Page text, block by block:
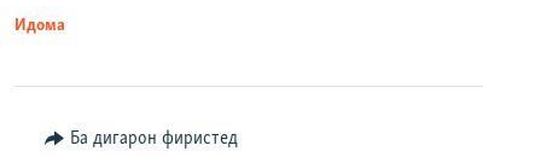
Идома
Ба дигарон фиристед